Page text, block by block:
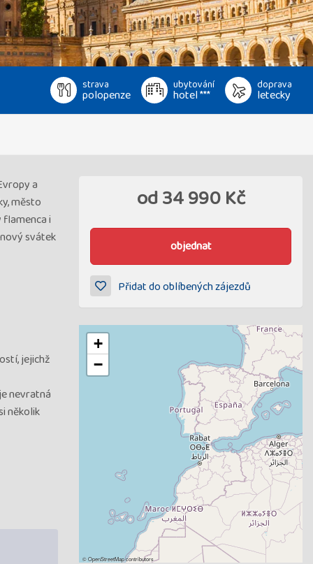
strava
polopenze
ubytování
hotel ***
doprava
letecky
od34 990 Kč
objednat
Přidat do oblíbených zájezdů
+
−
©OpenStreetMapcontributors
a
město
i
svátek
jejichž
nevratná
několik